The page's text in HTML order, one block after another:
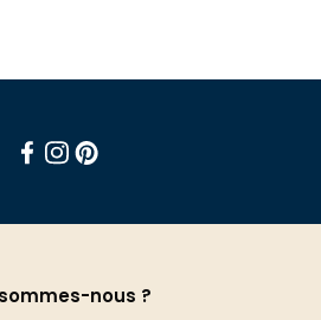
nous ?